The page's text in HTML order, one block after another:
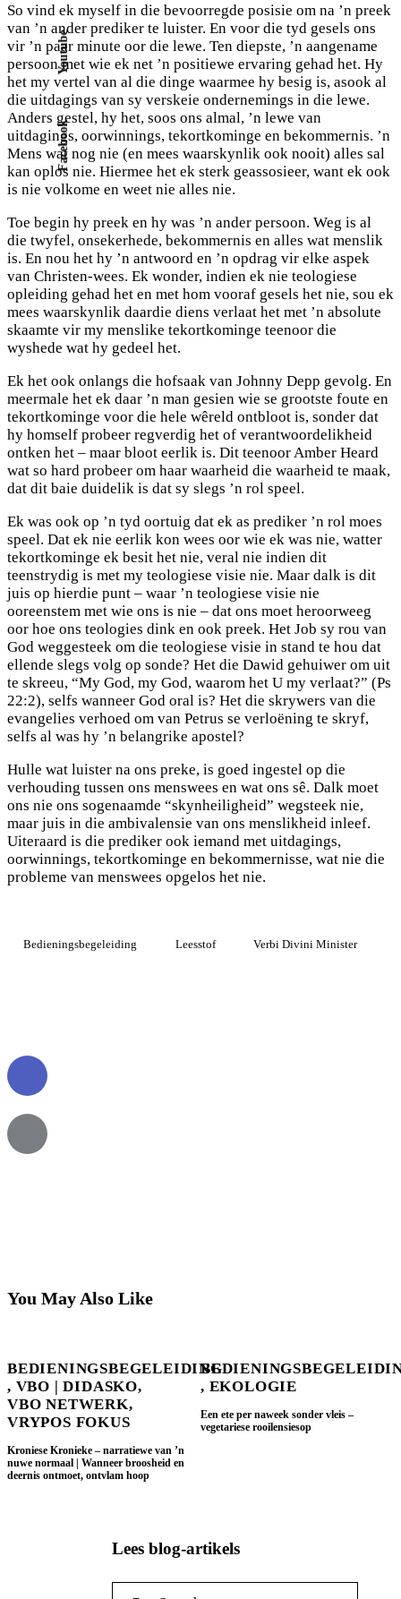
So vind ek myself in die bevoorregde posisie om na ’n preek
van ’n ander prediker te luister. En voor die tyd gesels ons
vir ’n paar minute oor die lewe. Ten diepste, ’n aangename
persoon met wie ek net ’n positiewe ervaring gehad het. Hy
het my vertel van al die dinge waarmee hy besig is, asook al
die uitdagings van sy verskeie ondernemings in die lewe.
Anders gestel, hy het, soos ons almal, ’n lewe van
uitdagings, oorwinnings, tekortkominge en bekommernis. ’n
Mens wat nog nie (en mees waarskynlik ook nooit) alles sal
kan oplos nie. Hiermee het ek sterk geassosieer, want ek ook
is nie volkome en weet nie alles nie.
Toe begin hy preek en hy was ’n ander persoon. Weg is al
die twyfel, onsekerhede, bekommernis en alles wat menslik
is. En nou het hy ’n antwoord en ’n opdrag vir elke aspek
van Christen-wees. Ek wonder, indien ek nie teologiese
opleiding gehad het en met hom vooraf gesels het nie, sou ek
mees waarskynlik daardie diens verlaat het met ’n absolute
skaamte vir my menslike tekortkominge teenoor die
wyshede wat hy gedeel het.
Ek het ook onlangs die hofsaak van Johnny Depp gevolg. En
meermale het ek daar ’n man gesien wie se grootste foute en
tekortkominge voor die hele wêreld ontbloot is, sonder dat
hy homself probeer regverdig het of verantwoordelikheid
ontken het – maar bloot eerlik is. Dit teenoor Amber Heard
wat so hard probeer om haar waarheid die waarheid te maak,
dat dit baie duidelik is dat sy slegs ’n rol speel.
Ek was ook op ’n tyd oortuig dat ek as prediker ’n rol moes
speel. Dat ek nie eerlik kon wees oor wie ek was nie, watter
tekortkominge ek besit het nie, veral nie indien dit
teenstrydig is met my teologiese visie nie. Maar dalk is dit
juis op hierdie punt – waar ’n teologiese visie nie
ooreenstem met wie ons is nie – dat ons moet heroorweeg
oor hoe ons teologies dink en ook preek. Het Job sy rou van
God weggesteek om die teologiese visie in stand te hou dat
ellende slegs volg op sonde? Het die Dawid gehuiwer om uit
te skreeu, “My God, my God, waarom het U my verlaat?” (Ps
22:2), selfs wanneer God oral is? Het die skrywers van die
evangelies verhoed om van Petrus se verloëning te skryf,
selfs al was hy ’n belangrike apostel?
Hulle wat luister na ons preke, is goed ingestel op die
verhouding tussen ons menswees en wat ons sê. Dalk moet
ons nie ons sogenaamde “skynheiligheid” wegsteek nie,
maar juis in die ambivalensie van ons menslikheid inleef.
Uiteraard is die prediker ook iemand met uitdagings,
oorwinnings, tekortkominge en bekommernisse, wat nie die
probleme van menswees opgelos het nie.
Bedieningsbegeleiding Leesstof Verbi Divini Minister
You May Also Like
BEDIENINGSBEGELEIDING
, VBO | DIDASKO,
VBO NETWERK,
VRYPOS FOKUS
Kroniese Kronieke – narratiewe van ’n
nuwe normaal | Wanneer broosheid en
deernis ontmoet, ontvlam hoop
, EKOLOGIE
Een ete per naweek sonder vleis –
vegetariese rooilensiesop
Lees blog-artikels
Facebook
Youtube